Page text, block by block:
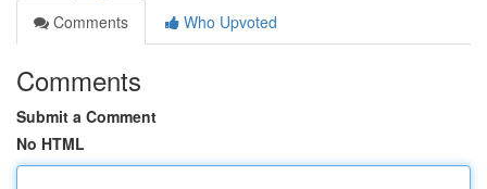
Comments
Who Upvoted
Comments
Submit a Comment
No HTML